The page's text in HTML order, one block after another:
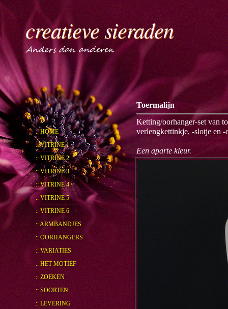
creatieve sieraden
Anders dan anderen
Toermalijn
Ketting/oorhanger-set van
verlengkettinkje, -slotje en -
Een aparte kleur.
:: HOME
:: VITRINE 1
:: VITRINE 2
:: VITRINE 3
:: VITRINE 4
:: VITRINE 5
:: VITRINE 6
:: ARMBANDJES
:: OORHANGERS
:: VARIATIES
:: HET MOTIEF
:: ZOEKEN
:: SOORTEN
:: LEVERING